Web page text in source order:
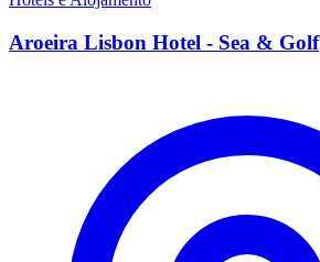
Aroeira Lisbon Hotel - Sea & Golf